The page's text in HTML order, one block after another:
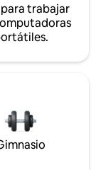
trabajar